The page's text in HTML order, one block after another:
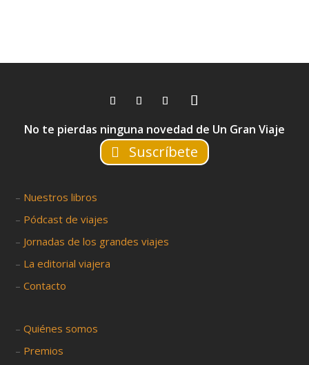
No te pierdas ninguna novedad de Un Gran Viaje
Suscríbete
– Nuestros libros
– Pódcast de viajes
– Jornadas de los grandes viajes
– La editorial viajera
–Contacto
–Quiénes somos
– Premios